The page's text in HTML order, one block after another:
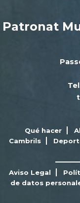
Patronat
Qué hacer
Cambrils
Aviso Legal
de datos